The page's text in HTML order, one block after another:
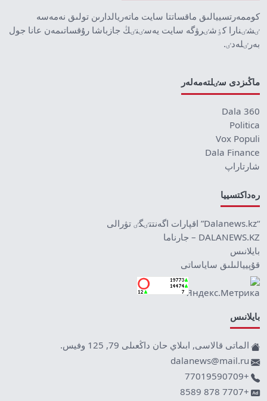
كوممەرتسييالىق ماقساتتا سايت ماتەريالدارىن تولىق نەمەسە
ٸشٸنارا كٶشٸرۋگە سايت يەسٸنٸڭ جازباشا رۇقساتىمەن عانا جول
بەرٸلەدٸ.
ماڭىزدى سٸلتەمەلەر
Dala 360
Politica
Vox Populi
Dala Finance
شارتاراپ
رەداكتسييا
“Dalanews.kz” اقپارات اگەنتتٸگٸ تۋرالى
DALANEWS.KZ – جارناما
بايلانىس
قۇپييالىلىق ساياساتى
بايلانىس
الماتى قالاسى, ابىلاي حان داڭعىلى 79, 125 وفيس.
dalanews@mail.ru
+77019590709
+7707 878 8589